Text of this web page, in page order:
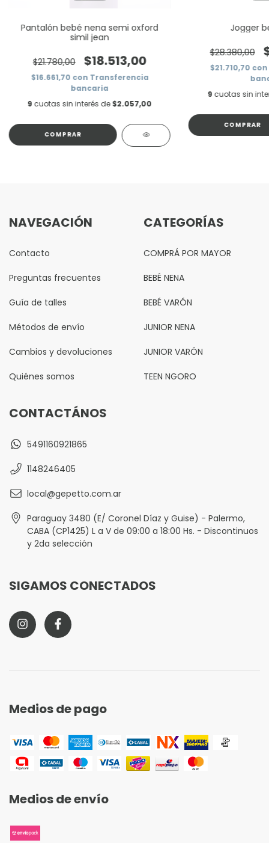
Pantalón bebé nena semi oxford
simil jean
$21.780,00 $18.513,00
$16.661,70 con Transferencia
bancaria
9 cuotas sin interés de$2.057,00
COMPRAR
Jogger
$28.380,00
$21.710,70 con
9 cuotas sin
COMPRAR
NAVEGACIÓN
Contacto
Preguntas frecuentes
Guía de talles
Métodos de envío
Cambios y devoluciones
Quiénes somos
CATEGORÍAS
COMPRÁ POR MAYOR
BEBÉ NENA
BEBÉ VARÓN
JUNIOR NENA
JUNIOR VARÓN
TEEN NGORO
CONTACTÁNOS
5491160921865
1148246405
local@gepetto.com.ar
Paraguay 3480 (E/ Coronel Díaz y Guise) - Palermo,
CABA (CP1425) L a V de 09:00 a 18:00 Hs. - Discontinuos
y 2da selección
SIGAMOS CONECTADOS
Medios de pago
Medios de envío